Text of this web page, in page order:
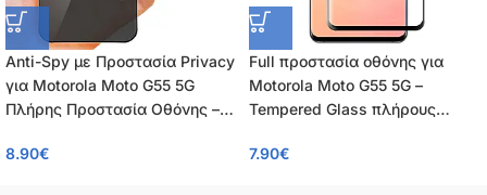
Anti-Spy με Προστασία Privacy
για Motorola Moto G55 5G
Πλήρης Προστασία Οθόνης –
100%, 0.26mm
8.90€
Full προστασία οθόνης για
Motorola Moto G55 5G –
Tempered Glass πλήρους
7.90€